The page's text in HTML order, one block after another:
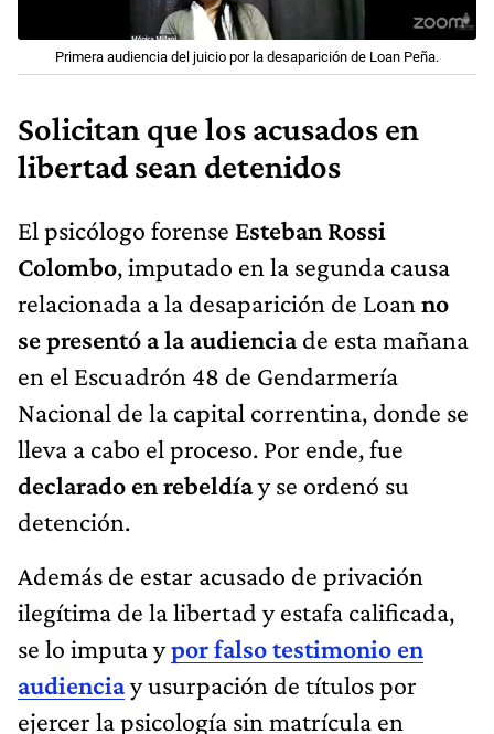
Primera audiencia del juicio por la desaparición de Loan Peña.
Solicitan que los acusados en
libertad sean detenidos
El psicólogo forense Esteban Rossi
Colombo, imputado en la segunda causa
relacionada a la desaparición de Loan no
se presentó a la audienciade esta mañana
en el Escuadrón 48 de Gendarmería
Nacional de la capital correntina, donde se
lleva a cabo el proceso. Por ende, fue
declarado en rebeldíay se ordenó su
detención.
Además de estar acusado de privación
ilegítima de la libertad y estafa calificada,
se lo imputa ypor falso testimonio en
audienciay usurpación de títulos por
ejercer la psicología sin matrícula en